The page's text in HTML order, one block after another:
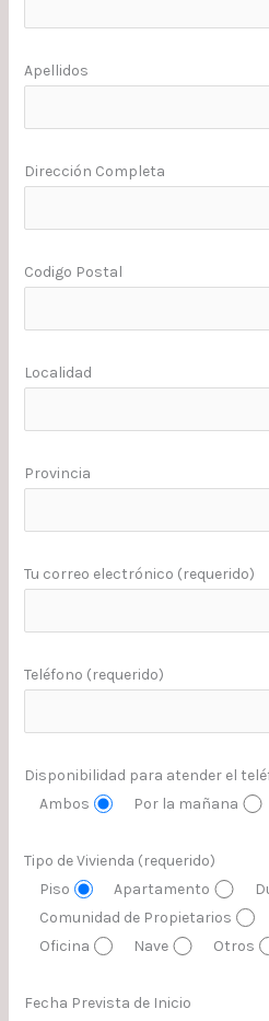
Apellidos
Dirección Completa
Codigo Postal
Localidad
Provincia
Tu correo electrónico (requerido)
Teléfono (requerido)
Disponibilidad para atender el
Ambos
Por la mañana
Tipo de Vivienda (requerido)
Piso
Apartamento
Comunidad de Propietarios
Oficina
Nave Otros
Fecha Prevista de Inicio